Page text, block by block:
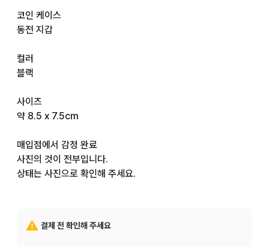
코인 케이스
동전 지갑
컬러
블랙
사이즈
약 8.5 x 7.5cm
매입점에서 감정 완료
사진의 것이 전부입니다.
상태는 사진으로 확인해 주세요.
결제 전 확인해 주세요